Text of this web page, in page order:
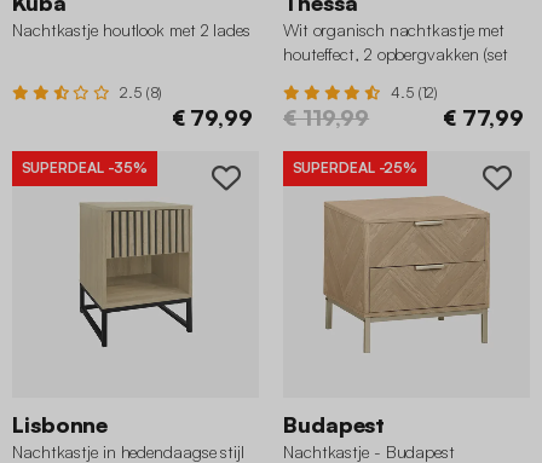
Nachtkastje houtlook met 2 lades
2.5 (8)
€ 79,99
Wit organisch nachtkastje met
houteffect, 2 opbergvakken (set
4.5 (12)
€ 119,99 € 77,99
SUPERDEAL -35%
Lisbonne
Nachtkastje in hedendaagse stijl
SUPERDEAL -25%
Budapest
Nachtkastje - Budapest